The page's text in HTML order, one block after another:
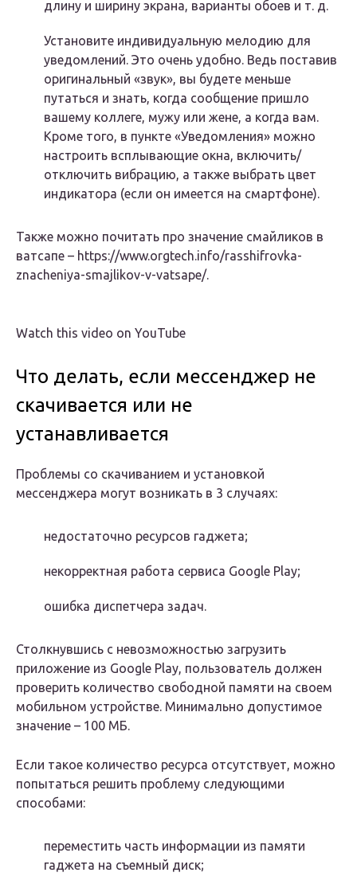
длину и ширину экрана, варианты обоев и т. д.
Установите индивидуальную мелодию для
уведомлений. Это очень удобно. Ведь поставив
оригинальный «звук», вы будете меньше
путаться и знать, когда сообщение пришло
вашему коллеге, мужу или жене, а когда вам.
Кроме того, в пункте «Уведомления» можно
настроить всплывающие окна, включить/
отключить вибрацию, а также выбрать цвет
индикатора (если он имеется на смартфоне).
Также можно почитать про значение смайликов в
ватсапе – https://www.orgtech.info/rasshifrovka-
znacheniya-smajlikov-v-vatsape/.
Watch this video on YouTube
Что делать, если мессенджер не
скачивается или не
устанавливается
Проблемы со скачиванием и установкой
мессенджера могут возникать в 3 случаях:
недостаточно ресурсов гаджета;
некорректная работа сервиса Google Play;
ошибка диспетчера задач.
Столкнувшись с невозможностью загрузить
приложение из Google Play, пользователь должен
проверить количество свободной памяти на своем
мобильном устройстве. Минимально допустимое
значение – 100 МБ.
Если такое количество ресурса отсутствует, можно
попытаться решить проблему следующими
способами:
переместить часть информации из памяти
гаджета на съемный диск;